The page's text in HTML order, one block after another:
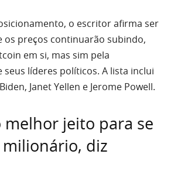
o escritor afirma ser
os preços continuarão subindo,
em si, mas sim pela
seus líderes políticos. A lista inclui
Janet Yellen e Jerome Powell.
melhor jeito para se
diz